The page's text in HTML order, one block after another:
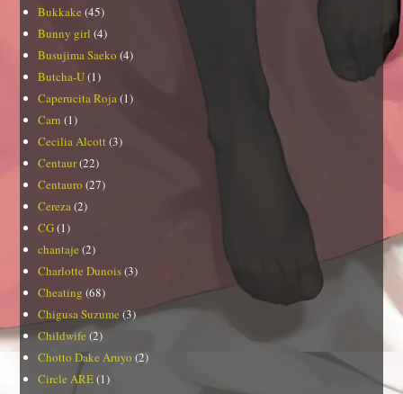
Bukkake (45)
Bunny girl (4)
Busujima Saeko (4)
Butcha-U(1)
Caperucita Roja(1)
Carn (1)
Cecilia Alcott (3)
Centaur(22)
Centauro (27)
Cereza(2)
CG(1)
chantaje (2)
Charlotte Dunois(3)
Cheating (68)
Chigusa Suzume (3)
Childwife (2)
Chotto Dake Aruyo (2)
Circle ARE(1)